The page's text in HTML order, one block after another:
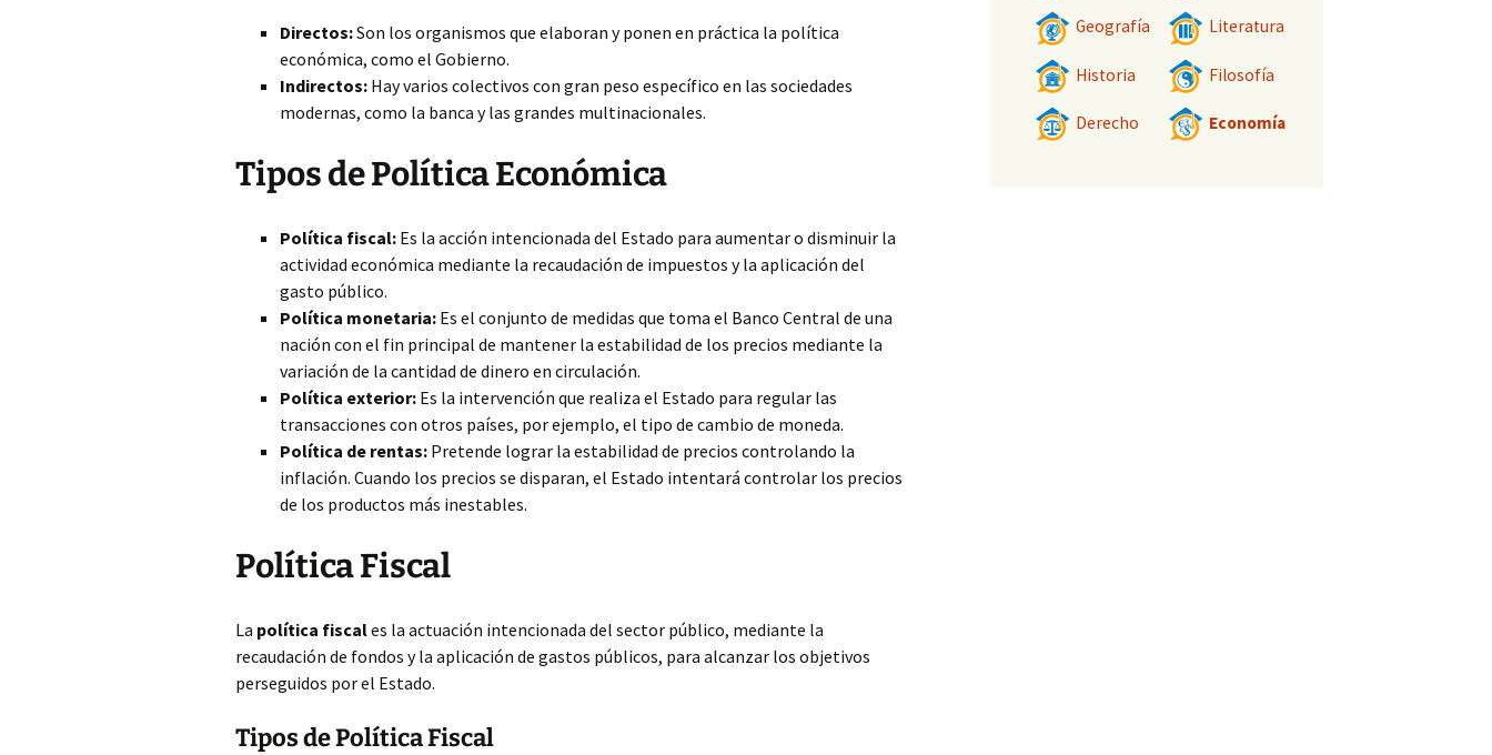
Directos:Son los organismos que elaboran y ponen en práctica la política
económica, como el Gobierno.
Indirectos: Hay varios colectivos con gran peso específico en las sociedades
modernas, como la banca y las grandes multinacionales.
Tipos de Política Económica
Política fiscal: Es la acción intencionada del Estado para aumentar o disminuir la
actividad económica mediante la recaudación de impuestos y la aplicación del
gasto público.
Política monetaria: Es el conjunto de medidas que toma el Banco Central de una
nación con el fin principal de mantener la estabilidad de los precios mediante la
variación de la cantidad de dinero en circulación.
Política exterior: Es la intervención que realiza el Estado para regular las
transacciones con otros países, por ejemplo, el tipo de cambio de moneda.
Política de rentas: Pretende lograr la estabilidad de precios controlando la
inflación. Cuando los precios se disparan, el Estado intentará controlar los precios
de los productos más inestables.
Política Fiscal
La política fiscales la actuación intencionada del sector público, mediante la
recaudación de fondos y la aplicación de gastos públicos, para alcanzar los objetivos
perseguidos por el Estado.
Tipos de Política Fiscal
Geografía Literatura
Historia Filosofía
Derecho Economía